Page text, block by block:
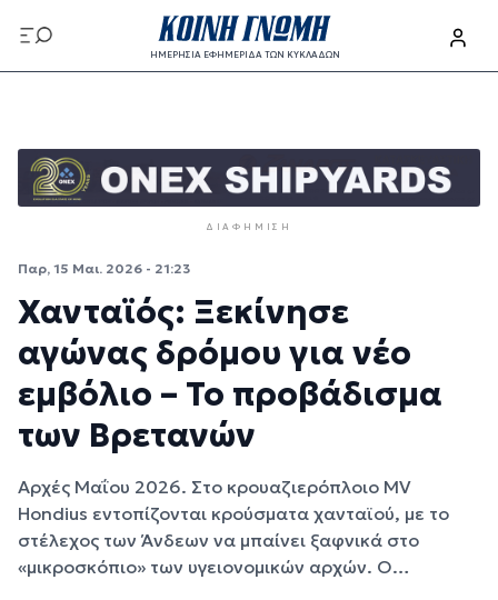
Παράκαμψη προς το κυρίως περιεχόμενο
ΗΜΕΡΗΣΙΑ ΕΦΗΜΕΡΙΔΑ ΤΩΝ ΚΥΚΛΑΔΩΝ
ΔΙΑΦΉΜΙΣΗ
Παρ, 15 Μαι. 2026 - 21:23
Χανταϊός: Ξεκίνησε
αγώνας δρόμου για νέο
εμβόλιο – Το προβάδισμα
των Βρετανών
Αρχές Μαΐου 2026. Στο κρουαζιερόπλοιο MV
Hondius εντοπίζονται κρούσματα χανταϊού, με το
στέλεχος των Άνδεων να μπαίνει ξαφνικά στο
«μικροσκόπιο» των υγειονομικών αρχών. Ο…